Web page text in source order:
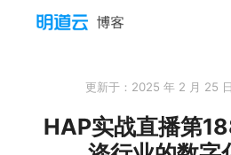
更新于： 2025 年 2 月 25 日
HAP实战直播第